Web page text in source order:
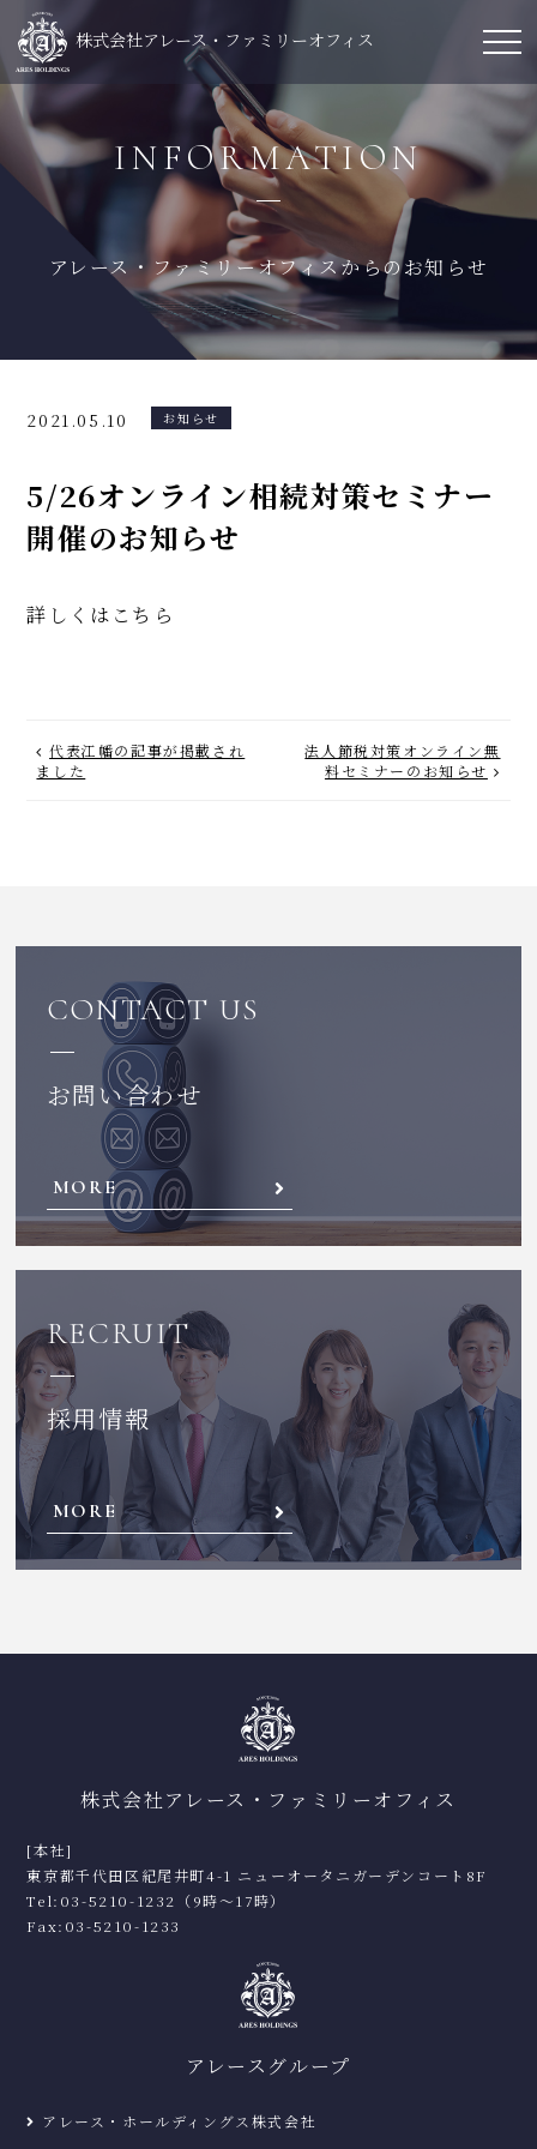
株式会社アレース・ファミリーオフィス
INFORMATION
アレース・ファミリーオフィスからのお知らせ
2021.05.10 お知らせ
5/26オンライン相続対策セミナー
開催のお知らせ
詳しくはこちら
代表江幡の記事が掲載され
ました
法人節税対策オンライン無
料セミナーのお知らせ
CONTACT US
お問い合わせ
MORE
RECRUIT
採用情報
MORE
株式会社アレース・ファミリーオフィス
[本社]
東京都千代田区紀尾井町4-1 ニューオータニガーデンコート8F
Tel:03-5210-1232（9時〜17時）
Fax:03-5210-1233
アレースグループ
アレース・ホールディングス株式会社